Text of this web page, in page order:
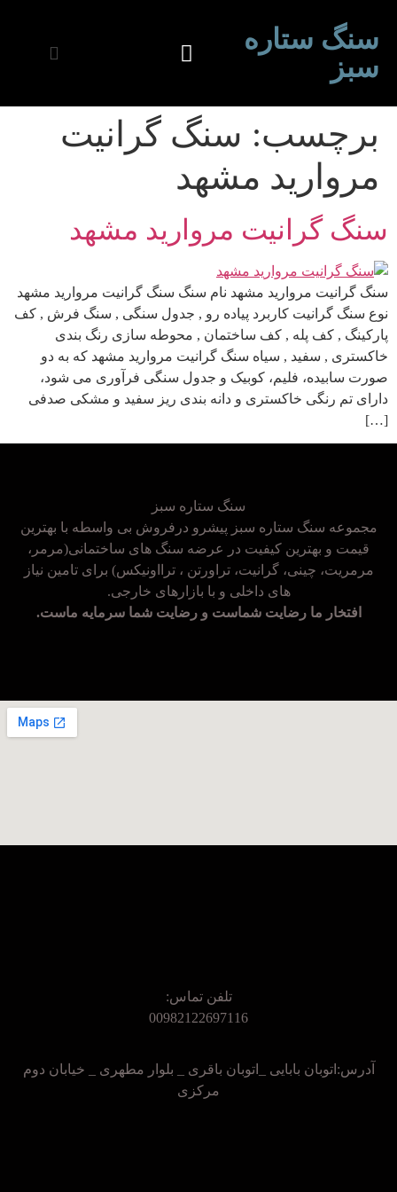
سنگ ستاره
سبز
برچسب: سنگ گرانیت
مروارید مشهد
سنگ گرانیت مروارید مشهد
سنگ گرانیت مروارید مشهد نام سنگ سنگ گرانیت مروارید مشهد
نوع سنگ گرانیت کاربرد پیاده رو , جدول سنگی , سنگ فرش , کف
پارکینگ , کف پله , کف ساختمان , محوطه سازی رنگ بندی
خاکستری , سفید , سیاه سنگ گرانیت مروارید مشهد که به دو
صورت سابیده، فلیم، کوبیک و جدول سنگی فرآوری می شود،
دارای تم رنگی خاکستری و دانه بندی ریز سفید و مشکی صدفی
[…]
سنگ ستاره سبز
مجموعه سنگ ستاره سبز پیشرو درفروش بی واسطه با بهترین
قیمت و بهترین کیفیت در عرضه سنگ های ساختمانی(مرمر،
مرمریت، چینی، گرانیت، تراورتن ، ترااونیکس) برای تامین نیاز
های داخلی و با بازارهای خارجی.
افتخار ما رضایت شماست و رضایت شما سرمایه ماست.
تلفن تماس:
00982122697116
آدرس:اتوبان بابایی _اتوبان باقری _ بلوار مطهری _ خیابان دوم
مرکزی